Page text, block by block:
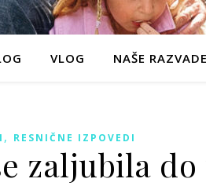
VLOG NAŠE RAZVADE
, RESNIČNE IZPOVEDI
zaljubila do